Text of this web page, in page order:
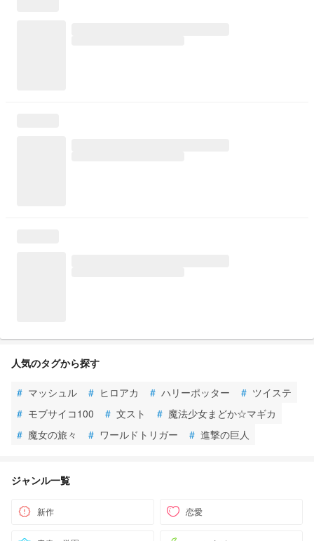
人気のタグから探す
# マッシュル # ヒロアカ # ハリーポッター # ツイステ
# モブサイコ100 # 文スト # 魔法少女まどか☆マギカ
# 魔女の旅々 # ワールドトリガー # 進撃の巨人
ジャンル一覧
新作 恋愛